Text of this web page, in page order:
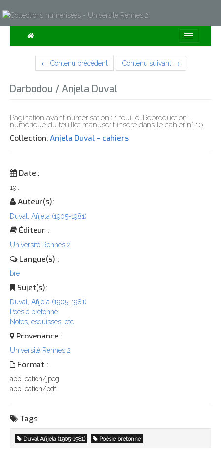
Consulter
Sur la Carte
Expositions
À propos
← Contenu précédent Contenu suivant →
Darbodou / Anjela Duval
Pagination avant numérisation : 1 feuille. Reproduction
numérique du feuillet manuscrit inséré dans le cahier n° 10
Collection: Anjela Duval - cahiers
Date :
19..
Auteur(s):
Duval, Añjela (1905-1981)
Éditeur :
Université Rennes 2
Langue(s) :
bre
Sujet(s):
Duval, Añjela (1905-1981)
Poésie bretonne
Notes, esquisses, etc.
Provenance :
Université Rennes 2
Format :
application/jpeg
application/pdf
Tags
Duval Añjela (1905-1981) , Poésie bretonne